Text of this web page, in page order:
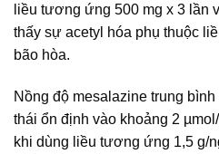
liều tương ứng 500 mg x 3 lần
thấy sự acetyl hóa phụ thuộc
bão hòa.
Nồng độ mesalazine trung
thái ổn định vào khoảng 2
khi dùng liều tương ứng 1,5 g/